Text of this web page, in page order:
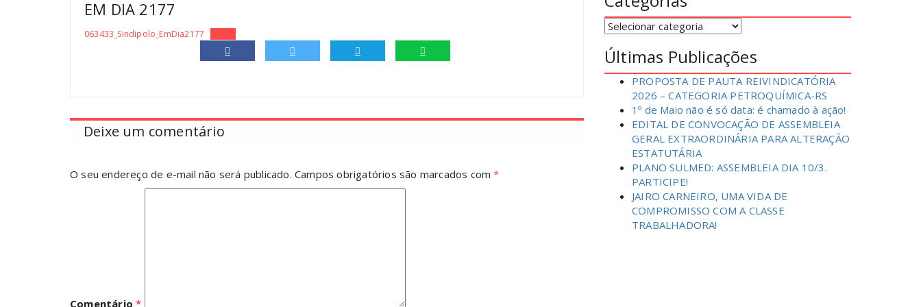
EM DIA 2177
063433_Sindipolo_EmDia2177
Deixe um comentário
O seu endereço de e-mail não será publicado. Campos obrigatórios são marcados com*
Comentário*
Categorias
Últimas Publicações
PROPOSTA DE PAUTA REIVINDICATÓRIA
2026 – CATEGORIA PETROQUÍMICA-RS
1º de Maio não é só data: é chamado à ação!
EDITAL DE CONVOCAÇÃO DE ASSEMBLEIA
GERAL EXTRAORDINÁRIA PARA ALTERAÇÃO
ESTATUTÁRIA
PLANO SULMED: ASSEMBLEIA DIA 10/3.
PARTICIPE!
JAIRO CARNEIRO, UMA VIDA DE
COMPROMISSO COM A CLASSE
TRABALHADORA!